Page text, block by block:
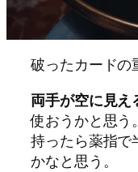
破ったカードの
両手が空に見
使おうかと思う
持ったら薬指で
かなと思う。